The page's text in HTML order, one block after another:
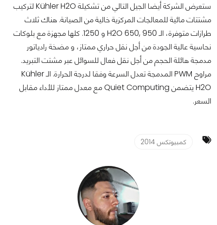
ستعرض الشركة أيضا الجيل التالي من تشكيلة Kühler H2O لتركيب
مشتتات مائية للمعالجات المركزية خالية من الصيانة. هناك ثلاث
طرازات متوفرة، الـ H2O 650, 950 و 1250. كلها مجهزة مع بلوكات
نحاسية عالية الجودة من أجل نقل حراري ممتاز، و مضخة رادياتور
مدمجة هائلة الحجم من أجل نقل فعال للسوائل عبر مشتت التبريد.
مراوح PWM المدمجة تعدل السرعة وفقا لدرجة الحرارة. الـ Kühler
H2O يتضمن Quiet Computing مع معدل ممتاز للأداء مقابل
السعر.
كمبيوتكس 2014